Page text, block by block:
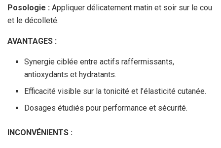
Posologie : Appliquer délicatement matin et soir sur le cou
et le décolleté.
AVANTAGES :
Synergie ciblée entre actifs raffermissants,
antioxydants et hydratants.
Efficacité visible sur la tonicité et l’élasticité cutanée.
Dosages étudiés pour performance et sécurité.
INCONVÉNIENTS :